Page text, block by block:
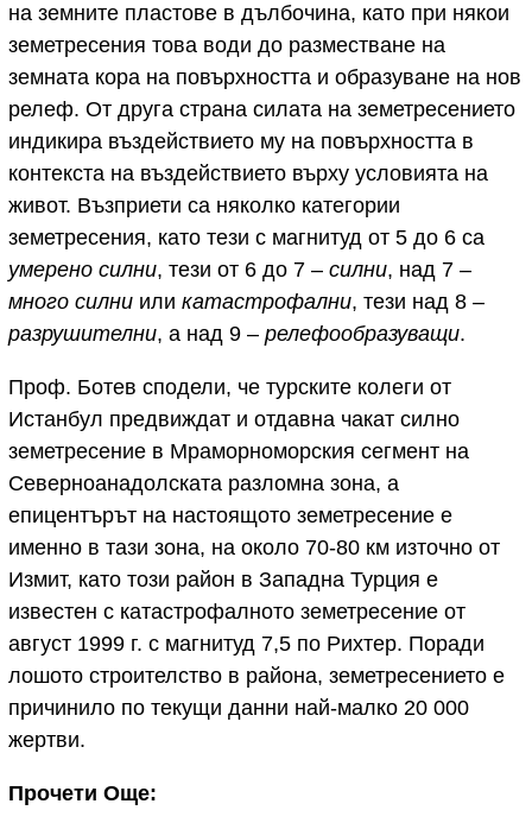
на земните пластове в дълбочина, като при някои
земетресения това води до разместване на
земната кора на повърхността и образуване на нов
релеф. От друга страна силата на земетресението
индикира въздействието му на повърхността в
контекста на въздействието върху условията на
живот. Възприети са няколко категории
земетресения, като тези с магнитуд от 5 до 6 са
умерено силни, тези от 6 до 7 – силни, над 7 –
много силни или катастрофални, тези над 8 –
разрушителни, а над 9 – релефообразуващи.
Проф. Ботев сподели, че турските колеги от
Истанбул предвиждат и отдавна чакат силно
земетресение в Мраморноморския сегмент на
Северноанадолската разломна зона, а
епицентърът на настоящото земетресение е
именно в тази зона, на около 70-80 км източно от
Измит, като този район в Западна Турция е
известен с катастрофалното земетресение от
август 1999 г. с магнитуд 7,5 по Рихтер. Поради
лошото строителство в района, земетресението е
причинило по текущи данни най-малко 20 000
жертви.
Прочети Още: